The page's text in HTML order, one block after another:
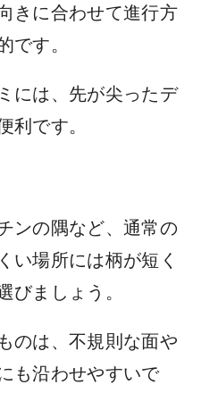
きに合わせて進行方
です。
には、先が尖ったデ
利です。
ンの隅など、通常の
い場所には柄が短く
びましょう。
のは、不規則な面や
も沿わせやすいで